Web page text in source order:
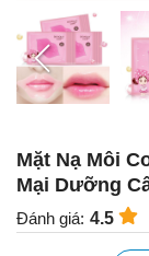
Mặt Nạ Môi
Mại Dưỡng
Đánh giá: 4.5